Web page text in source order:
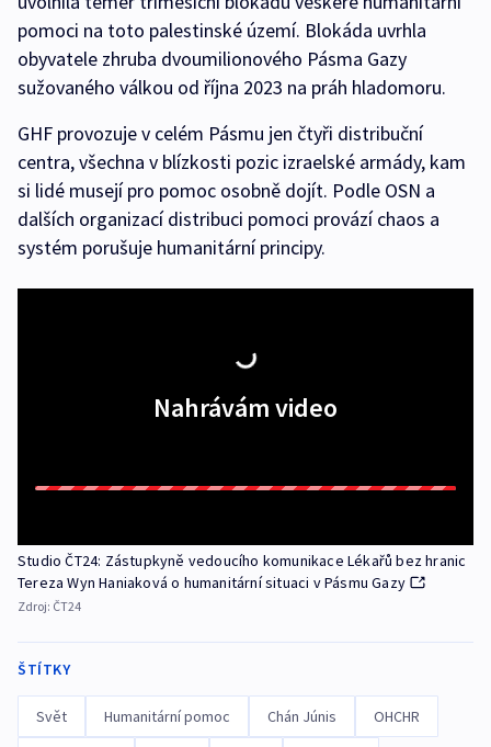
pomoci na toto palestinské území. Blokáda uvrhla
obyvatele zhruba dvoumilionového Pásma Gazy
sužovaného válkou od října 2023 na práh hladomoru.
GHF provozuje v celém Pásmu jen čtyři distribuční
centra, všechna v blízkosti pozic izraelské armády, kam
si lidé musejí pro pomoc osobně dojít. Podle OSN a
dalších organizací distribuci pomoci provází chaos a
systém porušuje humanitární principy.
Nahrávám video
Studio ČT24: Zástupkyně vedoucího komunikace Lékařů bez hranic
Tereza Wyn Haniaková o humanitární situaci v Pásmu Gazy
Zdroj: ČT24
ŠTÍTKY
Svět Humanitární pomoc Chán Júnis OHCHR